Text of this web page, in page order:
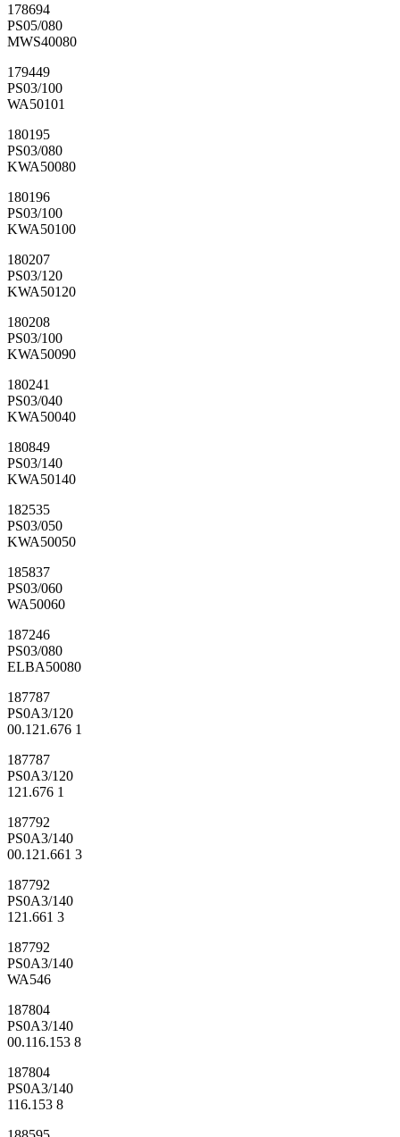
178694
PS05/080
MWS40080
179449
PS03/100
WA50101
180195
PS03/080
KWA50080
180196
PS03/100
KWA50100
180207
PS03/120
KWA50120
180208
PS03/100
KWA50090
180241
PS03/040
KWA50040
180849
PS03/140
KWA50140
182535
PS03/050
KWA50050
185837
PS03/060
WA50060
187246
PS03/080
ELBA50080
187787
PS0A3/120
00.121.676 1
187787
PS0A3/120
121.676 1
187792
PS0A3/140
00.121.661 3
187792
PS0A3/140
121.661 3
187792
PS0A3/140
WA546
187804
PS0A3/140
00.116.153 8
187804
PS0A3/140
116.153 8